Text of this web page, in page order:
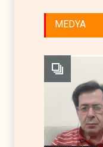
MEDYA